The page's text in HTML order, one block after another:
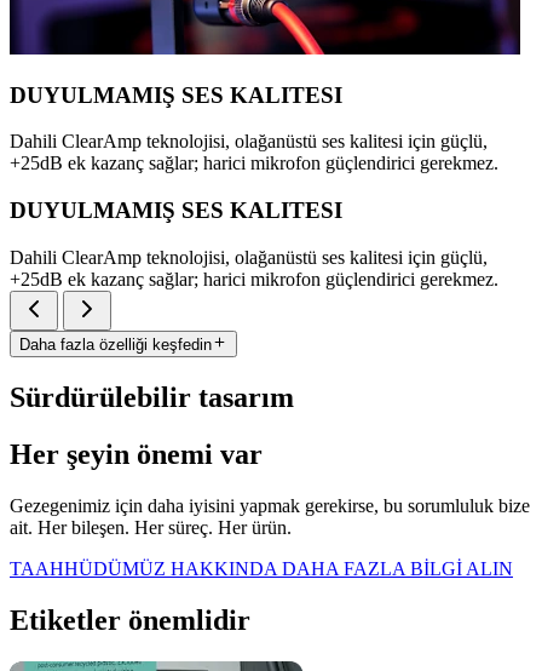
DUYULMAMIŞ SES KALITESI
Dahili ClearAmp teknolojisi, olağanüstü ses kalitesi için güçlü,
+25dB ek kazanç sağlar; harici mikrofon güçlendirici gerekmez.
DUYULMAMIŞ SES KALITESI
Dahili ClearAmp teknolojisi, olağanüstü ses kalitesi için güçlü,
+25dB ek kazanç sağlar; harici mikrofon güçlendirici gerekmez.
Daha fazla özelliği keşfedin
Sürdürülebilir tasarım
Her şeyin önemi var
Gezegenimiz için daha iyisini yapmak gerekirse, bu sorumluluk bize
ait. Her bileşen. Her süreç. Her ürün.
TAAHHÜDÜMÜZ HAKKINDA DAHA FAZLA BİLGİ ALIN
Etiketler önemlidir